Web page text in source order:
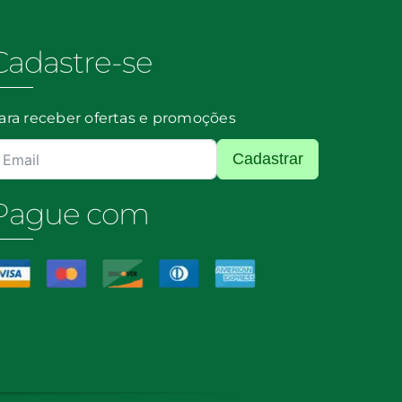
se
receber ofertas e promoções
Cadastrar
com